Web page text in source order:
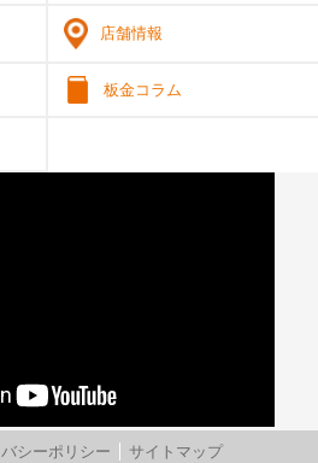
店舗情報
板金コラム
シーポリシー サイトマップ